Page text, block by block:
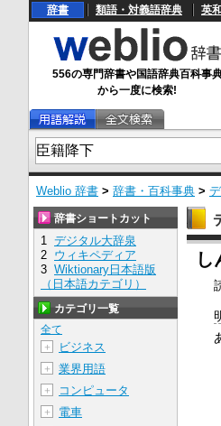
辞書 類語・対義語辞典 英
556の専門辞書や国語辞典百科事
から一度に検索!
Weblio 辞書 > 辞書・百科事典 >
し
辞書ショートカット
1 デジタル大辞泉
2 ウィキペディア
3 Wiktionary日本語版
（日本語カテゴリ）
カテゴリ一覧
全て
＋
ビジネス
＋ 業界用語
＋ コンピュータ
＋ 電車